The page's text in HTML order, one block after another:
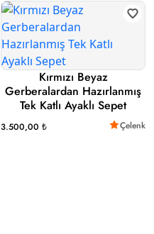
Kırmızı Beyaz
Gerberalardan Hazırlanmış
Tek Katlı Ayaklı Sepet
3.500,00 ₺ Çelenk